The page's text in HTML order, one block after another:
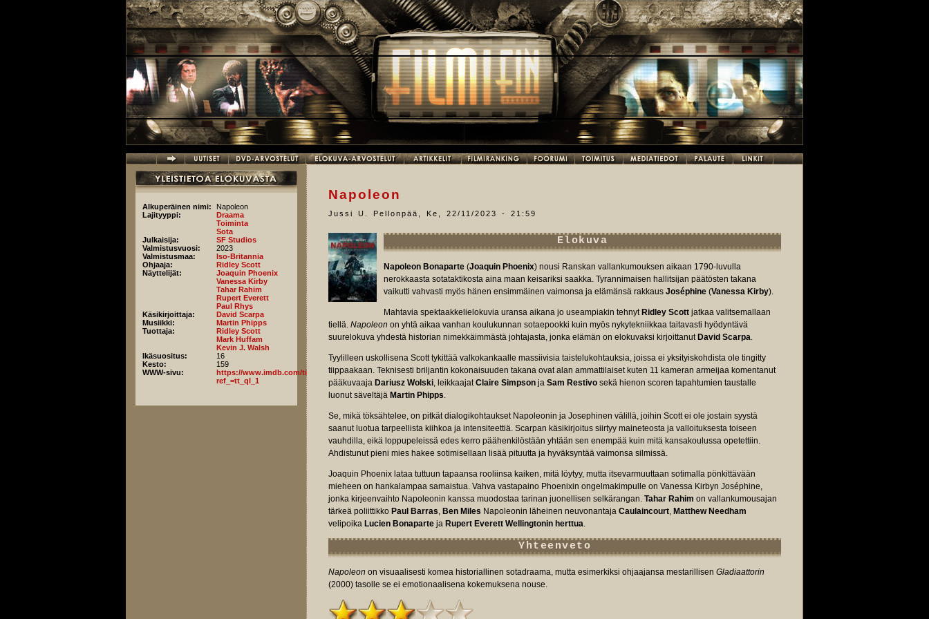
Alkuperäinen nimi:
Napoleon
Lajityyppi:
Draama
Toiminta
Sota
Julkaisija:
SF Studios
Valmistusvuosi:
2023
Valmistusmaa:
Iso-Britannia
Ohjaaja:
Ridley Scott
Näyttelijät:
Joaquin Phoenix
Vanessa Kirby
Tahar Rahim
Rupert Everett
Paul Rhys
Käsikirjoittaja:
David Scarpa
Musiikki:
Martin Phipps
Tuottaja:
Ridley Scott
Mark Huffam
Kevin J. Walsh
Ikäsuositus:
16
Kesto:
159
WWW-sivu:
https://www.imdb.com/title/tt13287846/fullcredits/?
ref_=tt_ql_1
Napoleon
Jussi U. Pellonpää Ke, 22/11/2023 - 21:59
Elokuva
Napoleon Bonaparte (Joaquin Phoenix) nousi Ranskan vallankumouksen aikaan 1790-luvulla
nerokkaasta sotataktikosta aina maan keisariksi saakka. Tyrannimaisen hallitsijan päätösten takana
vaikutti vahvasti myös hänen ensimmäinen vaimonsa ja elämänsä rakkaus Joséphine (Vanessa Kirby).
Mahtavia spektaakkelielokuvia uransa aikana jo useampiakin tehnyt Ridley Scott jatkaa valitsemallaan
tiellä. Napoleon on yhtä aikaa vanhan koulukunnan sotaepookki kuin myös nykytekniikkaa taitavasti hyödyntävä
suurelokuva yhdestä historian nimekkäimmästä johtajasta, jonka elämän on elokuvaksi kirjoittanut David Scarpa.
Tyylilleen uskollisena Scott tykittää valkokankaalle massiivisia taistelukohtauksia, joissa ei yksityiskohdista ole tingitty
tiippaakaan. Teknisesti briljantin kokonaisuuden takana ovat alan ammattilaiset kuten 11 kameran armeijaa komentanut
pääkuvaaja Dariusz Wolski, leikkaajatClaire Simpson ja Sam Restivo sekä hienon scoren tapahtumien taustalle
luonut säveltäjä Martin Phipps.
Se, mikä töksähtelee, on pitkät dialogikohtaukset Napoleonin ja Josephinen välillä, joihin Scott ei ole jostain syystä
saanut luotua tarpeellista kiihkoa ja intensiteettiä. Scarpan käsikirjoitus siirtyy maineteosta ja valloituksesta toiseen
vauhdilla, eikä loppupeleissä edes kerro päähenkilöstään yhtään sen enempää kuin mitä kansakoulussa opetettiin.
Ahdistunut pieni mies hakee sotimisellaan lisää pituutta ja hyväksyntää vaimonsa silmissä.
Joaquin Phoenix lataa tuttuun tapaansa rooliinsa kaiken, mitä löytyy, mutta itsevarmuuttaan sotimalla pönkittävään
mieheen on hankalampaa samaistua. Vahva vastapaino Phoenixin ongelmakimpulle on Vanessa Kirbyn Joséphine,
jonka kirjeenvaihto Napoleonin kanssa muodostaa tarinan juonellisen selkärangan. Tahar Rahim on vallankumousajan
tärkeä poliittikko Paul Barras, Ben Miles Napoleonin läheinen neuvonantaja Caulaincourt, Matthew Needham
velipoika Lucien Bonaparte ja Rupert Everett Wellingtonin herttua.
Yhteenveto
Napoleon on visuaalisesti komea historiallinen sotadraama, mutta esimerkiksi ohjaajansa mestarillisen Gladiaattorin
(2000) tasolle se ei emotionaalisena kokemuksena nouse.